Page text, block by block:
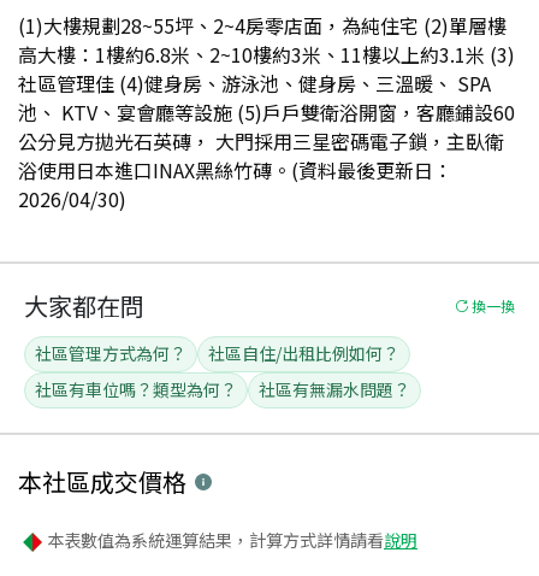
(1)大樓規劃28~55坪、2~4房零店面，為純住宅 (2)單層樓
高大樓：1樓約6.8米、2~10樓約3米、11樓以上約3.1米 (3)
社區管理佳 (4)健身房、游泳池、健身房、三溫暖、 SPA
池、 KTV、宴會廳等設施 (5)戶戶雙衛浴開窗，客廳鋪設60
公分見方拋光石英磚， 大門採用三星密碼電子鎖，主臥衛
浴使用日本進口INAX黑絲竹磚。(資料最後更新日：
2026/04/30)
大家都在問 換一換
社區管理方式為何？
社區自住/出租比例如何？
社區有車位嗎？類型為何？
社區有無漏水問題？
本社區成交價格
本表數值為系統運算結果，計算方式詳情請看說明